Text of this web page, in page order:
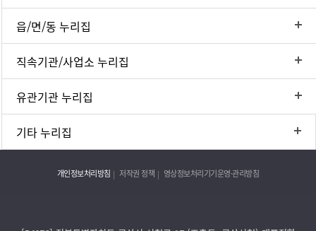
읍/면/동 누리집
직속기관/사업소 누리집
유관기관 누리집
기타 누리집
개인정보처리방침 저작권 정책 영상정보처리기기운영·관리방침